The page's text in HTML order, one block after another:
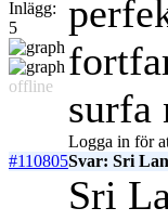
Inlägg:
5
offline
surfa
Logga in för
#110805Svar: Sri
Sri